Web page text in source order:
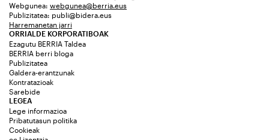
Webgunea: webgunea@berria.eus
Publizitatea: publi@bidera.eus
Harremanetan jarri
ORRIALDE KORPORATIBOAK
Ezagutu BERRIA Taldea
BERRIA berri bloga
Publizitatea
Galdera-erantzunak
Kontratazioak
Sarebide
LEGEA
Lege informazioa
Pribatutasun politika
Cookieak